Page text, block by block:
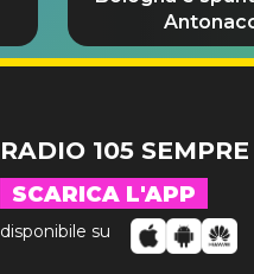
RADIO 105
SCARICA L'APP
disponibile su